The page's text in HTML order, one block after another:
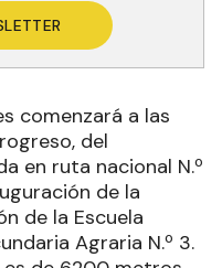
comenzará a las
del
en ruta nacional N.º
de la
de la Escuela
Agraria N.º 3.